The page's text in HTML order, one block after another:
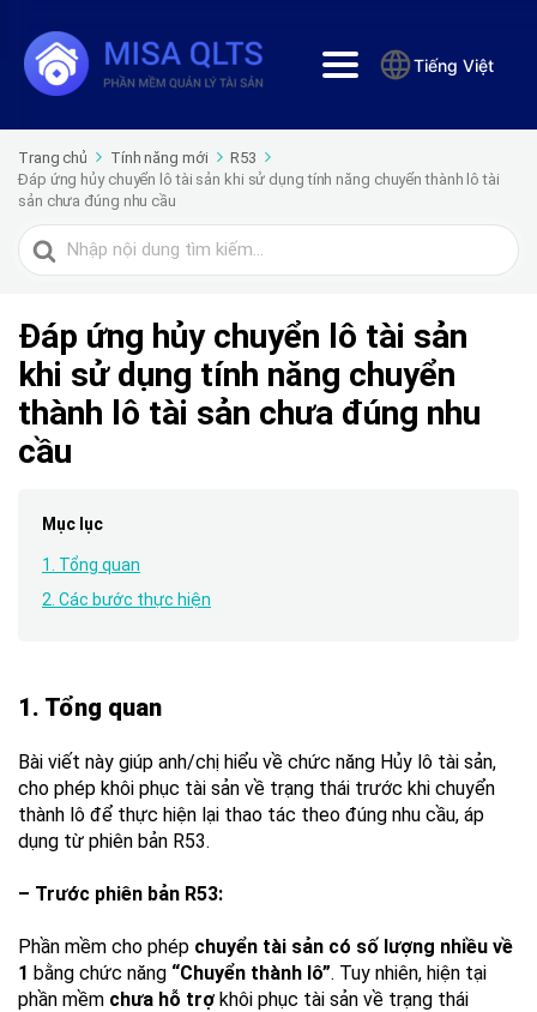
Tiếng Việt
Trang chủ Tính năng mới
R53
Đáp ứng hủy chuyển lô tài sản khi sử dụng tính năng chuyển thành lô tài
sản chưa đúng nhu cầu
Tìm
kiếm
Đáp ứng hủy chuyển lô tài sản
khi sử dụng tính năng chuyển
thành lô tài sản chưa đúng nhu
cầu
Mục lục
1. Tổng quan
2. Các bước thực hiện
1. Tổng quan
Bài viết này giúp anh/chị hiểu về chức năng Hủy lô tài sản,
cho phép khôi phục tài sản về trạng thái trước khi chuyển
thành lô để thực hiện lại thao tác theo đúng nhu cầu, áp
dụng từ phiên bản R53.
– Trước phiên bản R53:
Phần mềm cho phép chuyển tài sản có số lượng nhiều về
1 bằng chức năng “Chuyển thành lô”. Tuy nhiên, hiện tại
phần mềm chưa hỗ trợ khôi phục tài sản về trạng thái